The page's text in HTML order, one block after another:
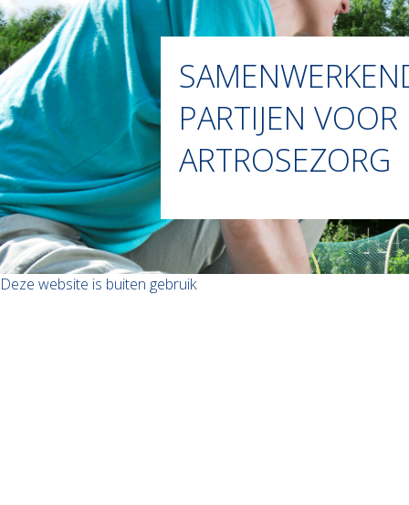
PARTIJEN VOOR
ARTROSEZORG
Deze website is buiten gebruik